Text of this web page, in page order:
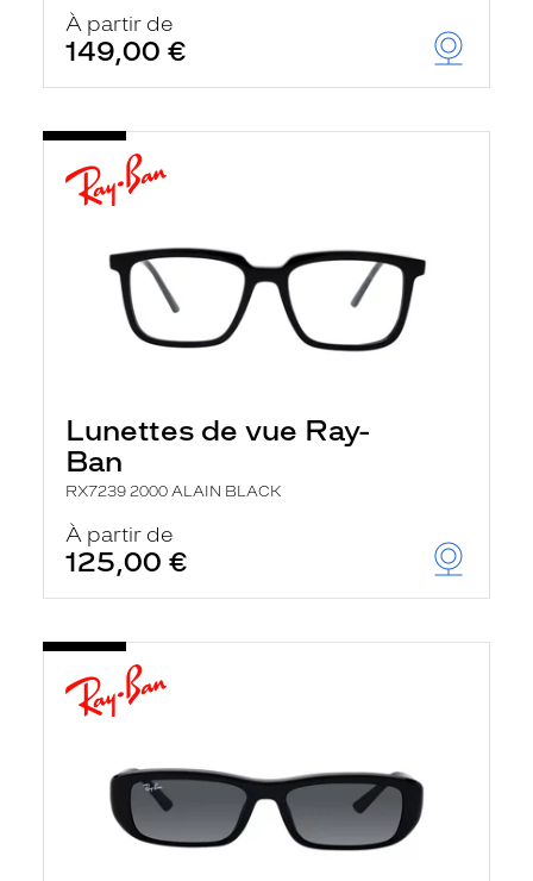
À partir de
149,00 €
Lunettes de vue Ray-
Ban
RX7239 2000 ALAIN BLACK
À partir de
125,00 €